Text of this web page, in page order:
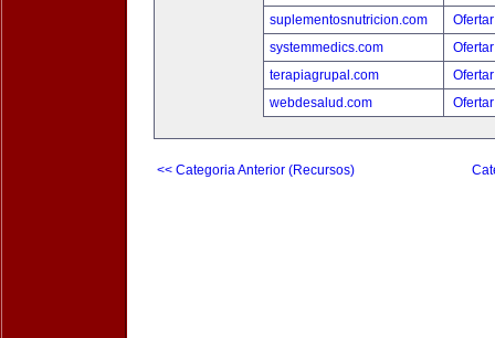
suplementosnutricion.com
systemmedics.com
terapiagrupal.com
webdesalud.com
<< Categoria Anterior (Recursos)